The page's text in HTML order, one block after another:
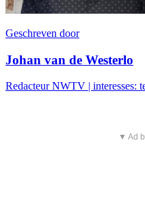
Geschreven door
Johan van de Westerlo
Redacteur NWTV | interesses:
▼ Ad